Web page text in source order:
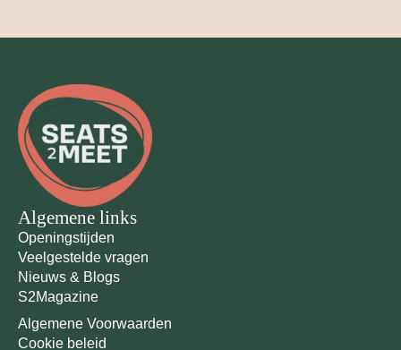
Algemene links
Openingstijden
Veelgestelde vragen
Nieuws & Blogs
S2Magazine
Algemene Voorwaarden
Cookie beleid